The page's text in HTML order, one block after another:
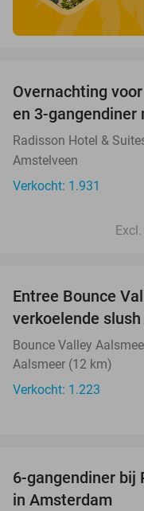
Overnachting
en 3-gangendiner
Radisson Hotel &
Amstelveen
Verkocht: 1.931
Entree Bounce
verkoelende
Bounce Valley
Aalsmeer (12 km)
Verkocht: 1.223
6-gangendiner bij
in Amsterdam